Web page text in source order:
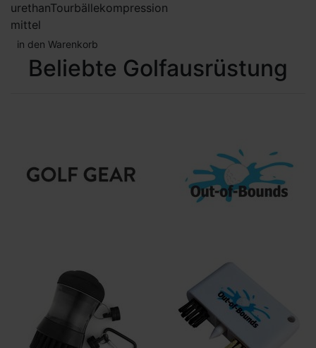
urethanTourbällekompression
mittel
in den Warenkorb
Beliebte Golfausrüstung